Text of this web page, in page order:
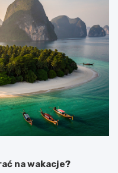
na wakacje?